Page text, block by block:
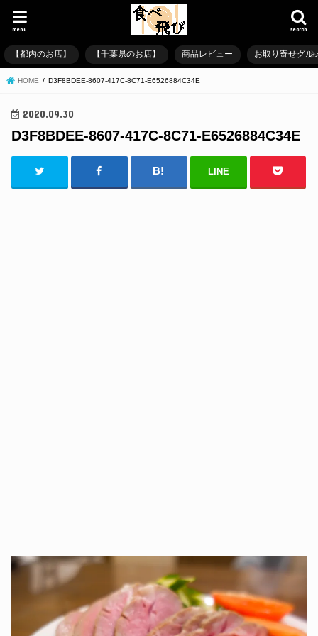
search
menu
【都内のお店】 【千葉県のお店】 商品レビュー お取り寄せグル
HOME D3F8BDEE-8607-417C-8C71-E6526884C34E
2020.09.30
D3F8BDEE-8607-417C-8C71-E6526884C34E
LINE